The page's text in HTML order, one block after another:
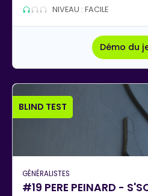
NIVEAU : FACILE
Démo du
BLIND TEST
GÉNÉRALISTES
#19 PERE PEINARD -